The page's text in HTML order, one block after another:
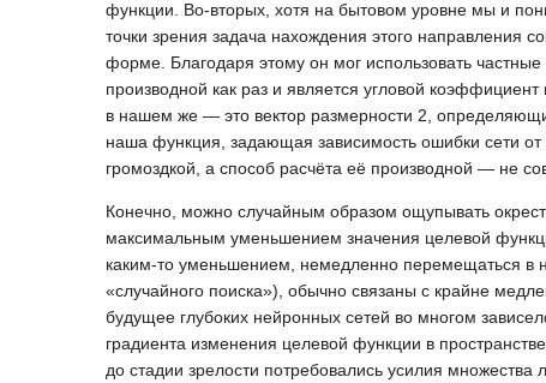
функции. Во-вторых, хотя на бытовом уровне мы и
точки зрения задача нахождения этого направления
форме. Благодаря этому он мог использовать
производной как раз и является угловой
в нашем же — это вектор размерности 2,
наша функция, задающая зависимость ошибки сети от
громоздкой, а способ расчёта её производной — не
Конечно, можно случайным образом ощупывать
максимальным уменьшением значения целевой
каким-то уменьшением, немедленно перемещаться в
«случайного поиска»), обычно связаны с крайне
будущее глубоких нейронных сетей во многом
градиента изменения целевой функции в
до стадии зрелости потребовались усилия множества